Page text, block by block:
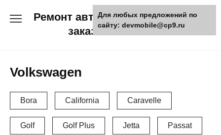
Ремонт авто и мото техники,
заказ запчастей
Volkswagen
Bora California Caravelle
Golf Golf Plus Jetta Passat
Для любых предложений по
сайту: devmobile@cp9.ru